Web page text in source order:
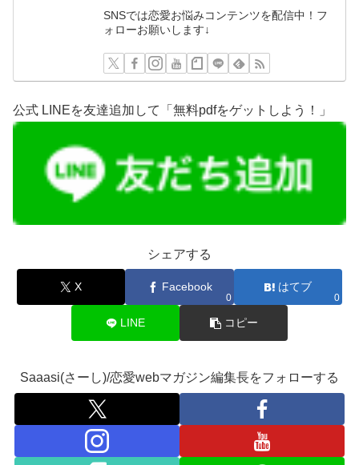
SNSでは恋愛お悩みコンテンツを配信中！フ
ォローお願いします↓
公式 LINEを友達追加して「無料pdfをゲットしよう！」
シェアする
X Facebook
0
はてブ
0
LINE コピー
Saaasi(さーし)/恋愛webマガジン編集長をフォローする